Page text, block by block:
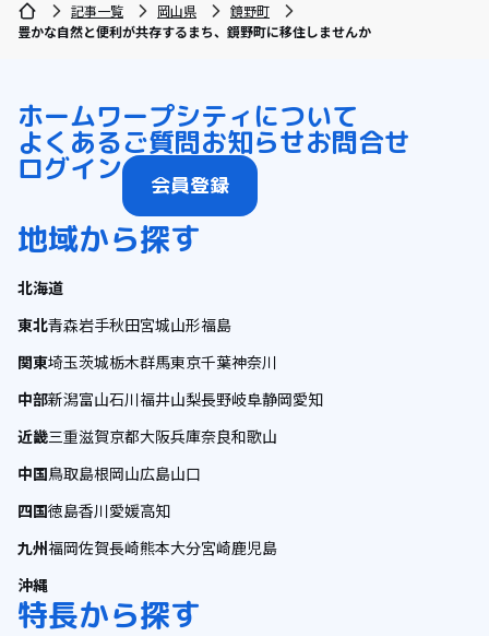
記事一覧 岡山県
鏡野町
豊かな自然と便利が共存するまち、鏡野町に移住しませんか
ホームワープシティについて
よくあるご質問お知らせお問合せ
ログイン 会員登録
地域から探す
北海道
東北青森岩手秋田宮城山形福島
関東埼玉茨城栃木群馬東京千葉神奈川
中部新潟富山石川福井山梨長野岐阜静岡愛知
近畿三重滋賀京都大阪兵庫奈良和歌山
中国鳥取島根岡山広島山口
四国徳島香川愛媛高知
九州福岡佐賀長崎熊本大分宮崎鹿児島
沖縄
特長から探す